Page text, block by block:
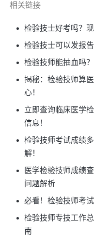
相关链接
检验技士好考吗？
检验技士可以发报
检验技师能抽血吗
揭秘：检验技师算
心！
立即查询临床医学
信息！
检验技师考试成绩
解！
医学检验技师成绩
问题解析
必看！检验技师考
检验技师专技工作
南